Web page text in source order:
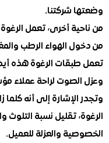
شركتنا.
أخرى، تعمل الرغوة
الهواء الرطب والمغبر إلى
الرغوة هذه أيضًا على
لراحة عملاء مؤسسة
إلى أنه كلما زاد عدد
تقليل نسبة التلوث
والعزلة للعميل.